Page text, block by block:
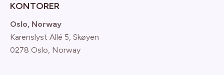
KONTORER
Oslo, Norway
Karenslyst Allé 5, Skøyen
0278 Oslo, Norway